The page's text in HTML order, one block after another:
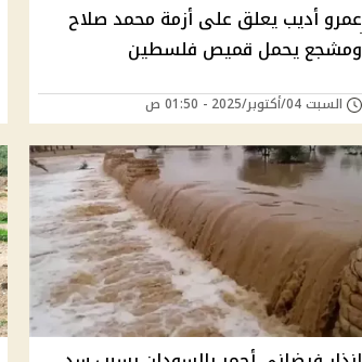
عمرو أديب يعلق على أزمة محمد صلاح
ومشجع يحمل قميص فلسطين
السبت 04/أكتوبر/2025 - 01:50 ص